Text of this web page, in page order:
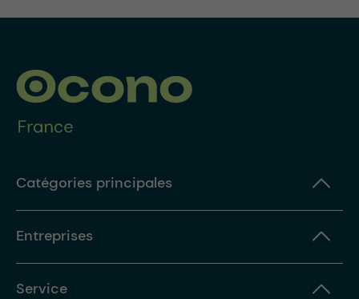
Catégories principales
Entreprises
Service